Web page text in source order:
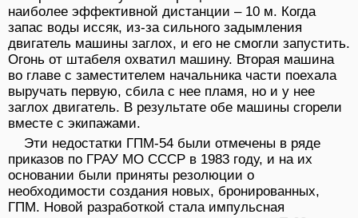
наиболее эффективной дистанции – 10 м. Когда
запас воды иссяк, из-за сильного задымления
двигатель машины заглох, и его не смогли запустить.
Огонь от штабеля охватил машину. Вторая машина
во главе с заместителем начальника части поехала
выручать первую, сбила с нее пламя, но и у нее
заглох двигатель. В результате обе машины сгорели
вместе с экипажами.
Эти недостатки ГПМ-54 были отмечены в ряде
приказов по ГРАУ МО СССР в 1983 году, и на их
основании были приняты резолюции о
необходимости создания новых, бронированных,
ГПМ. Новой разработкой стала импульсная